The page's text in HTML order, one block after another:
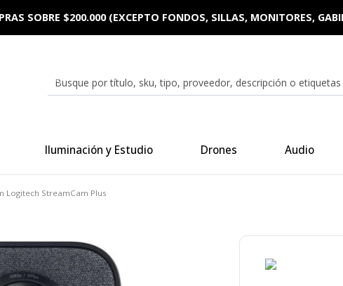
Iluminación y Estudio Drones Audio
SOBRE $200.000 (EXCEPTO FONDOS, SILLAS, MONITORES,
Logitech StreamCam Plus